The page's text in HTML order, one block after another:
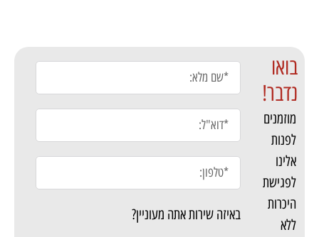
באיזה שירות אתה מעוניין?
בואו
נדבר!
מוזמנים
לפנות
אלינו
לפגישת
היכרות
ללא